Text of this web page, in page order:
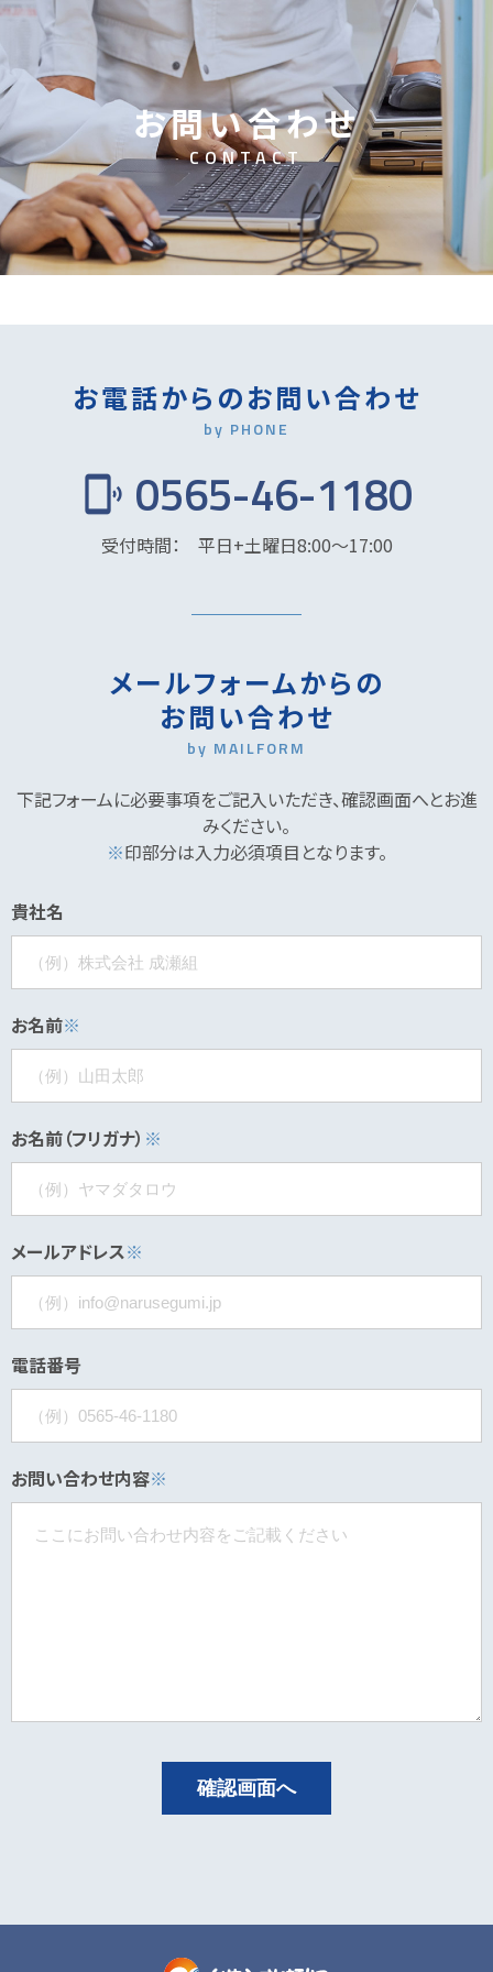
お問い合わせ
CONTACT
お電話からのお問い合わせ
by PHONE
phonelink_ring 0565-46-1180
受付時間： 平日+土曜日8:00～17:00
メールフォームからの
お問い合わせ
by MAILFORM
下記フォームに必要事項をご記入いただき、確認画面へとお進
みください。
※印部分は入力必須項目となります。
貴社名
お名前※
お名前（フリガナ） ※
メールアドレス※
電話番号
お問い合わせ内容※